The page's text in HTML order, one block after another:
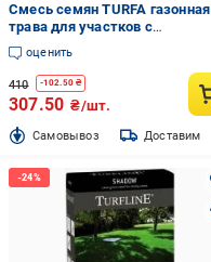
Смесь семян TURFA газонная
трава для участков с
ограниченным поливом 1 кг
оценить
410 -102.50 ₴
307.50 ₴/шт.
Cамовывоз Доставим